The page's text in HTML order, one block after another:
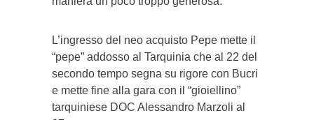
L’ingresso del neo acquisto Pepe mette il
“pepe” addosso al Tarquinia che al 22 del
secondo tempo segna su rigore con Bucri
e mette fine alla gara con il “gioiellino”
tarquiniese DOC Alessandro Marzoli al